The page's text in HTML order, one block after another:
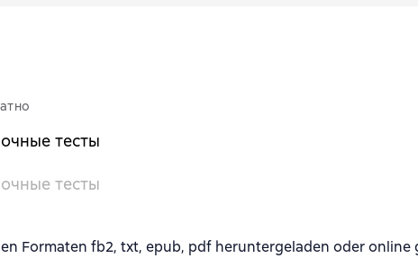
тесты
тесты
Formaten fb2, txt, epub, pdf heruntergeladen oder online